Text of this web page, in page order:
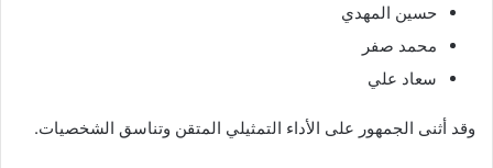
حسين المهدي
محمد صفر
سعاد علي
وقد أثنى الجمهور على الأداء التمثيلي المتقن وتناسق الشخصيات.